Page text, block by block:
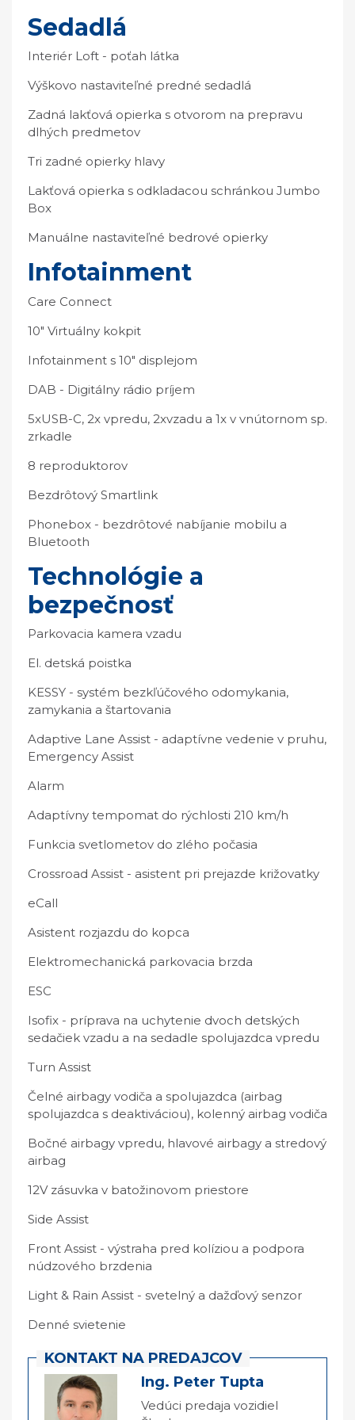
Sedadlá
Interiér Loft - poťah látka
Výškovo nastaviteľné predné sedadlá
Zadná lakťová opierka s otvorom na prepravu
dlhých predmetov
Tri zadné opierky hlavy
Lakťová opierka s odkladacou schránkou Jumbo
Box
Manuálne nastaviteľné bedrové opierky
Infotainment
Care Connect
10" Virtuálny kokpit
Infotainment s 10" displejom
DAB - Digitálny rádio príjem
5xUSB-C, 2x vpredu, 2xvzadu a 1x v vnútornom sp.
zrkadle
8 reproduktorov
Bezdrôtový Smartlink
Phonebox - bezdrôtové nabíjanie mobilu a
Bluetooth
Technológie a
bezpečnosť
Parkovacia kamera vzadu
El. detská poistka
KESSY - systém bezkľúčového odomykania,
zamykania a štartovania
Adaptive Lane Assist - adaptívne vedenie v pruhu,
Emergency Assist
Alarm
Adaptívny tempomat do rýchlosti 210 km/h
Funkcia svetlometov do zlého počasia
Crossroad Assist - asistent pri prejazde križovatky
eCall
Asistent rozjazdu do kopca
Elektromechanická parkovacia brzda
ESC
Isofix - príprava na uchytenie dvoch detských
sedačiek vzadu a na sedadle spolujazdca vpredu
Turn Assist
Čelné airbagy vodiča a spolujazdca (airbag
spolujazdca s deaktiváciou), kolenný airbag vodiča
Bočné airbagy vpredu, hlavové airbagy a stredový
airbag
12V zásuvka v batožinovom priestore
Side Assist
Front Assist - výstraha pred kolíziou a podpora
núdzového brzdenia
Light & Rain Assist - svetelný a dažďový senzor
Denné svietenie
KONTAKT NA PREDAJCOV
Ing. Peter Tupta
Vedúci predaja vozidiel